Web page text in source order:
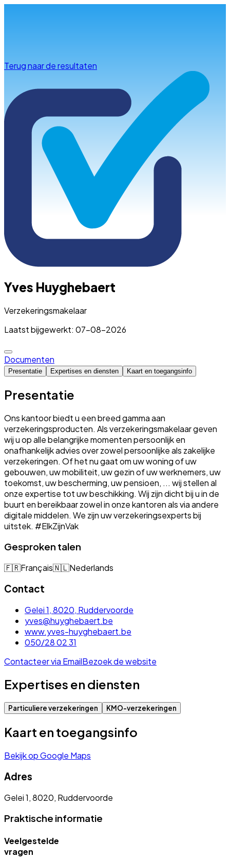
Terug naar de resultaten
Yves Huyghebaert
Verzekeringsmakelaar
Laatst bijgewerkt: 07-08-2026
Documenten
Presentatie Expertises en diensten Kaart en toegangsinfo
Presentatie
Ons kantoor biedt u een breed gamma aan
verzekeringsproducten. Als verzekeringsmakelaar geven
wij u op alle belangrijke momenten persoonlijk en
onafhankelijk advies over zowel persoonlijke als zakelijke
verzekeringen. Of het nu gaat om uw woning of uw
gebouwen, uw mobiliteit, uw gezin of uw werknemers, uw
toekomst, uw bescherming, uw pensioen, ... wij stellen al
onze expertise tot uw beschikking. Wij zijn dicht bij u in de
buurt en bereikbaar zowel in onze kantoren als via andere
digitale middelen. We zijn uw verzekeringsexperts bij
uitstek. #ElkZijnVak
Gesproken talen
🇫🇷Français🇳🇱Nederlands
Contact
Gelei 1, 8020, Ruddervoorde
yves@huyghebaert.be
www.yves-huyghebaert.be
050/28 02 31
Contacteer via EmailBezoek de website
Expertises en diensten
Particuliere verzekeringen KMO-verzekeringen
Kaart en toegangsinfo
Bekijk op Google Maps
Adres
Gelei 1, 8020, Ruddervoorde
Praktische informatie
Veelgestelde
vragen